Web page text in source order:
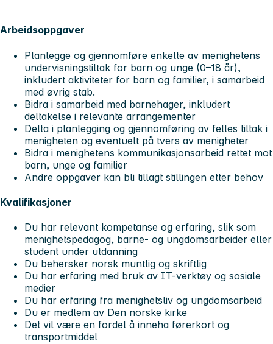
Arbeidsoppgaver
Planlegge og gjennomføre enkelte av menighetens
undervisningstiltak for barn og unge (0–18 år),
inkludert aktiviteter for barn og familier, i samarbeid
med øvrig stab.
Bidra i samarbeid med barnehager, inkludert
deltakelse i relevante arrangementer
Delta i planlegging og gjennomføring av felles tiltak i
menigheten og eventuelt på tvers av menigheter
Bidra i menighetens kommunikasjonsarbeid rettet mot
barn, unge og familier
Andre oppgaver kan bli tillagt stillingen etter behov
Kvalifikasjoner
Du har relevant kompetanse og erfaring, slik som
menighetspedagog, barne- og ungdomsarbeider eller
student under utdanning
Du behersker norsk muntlig og skriftlig
Du har erfaring med bruk av IT-verktøy og sosiale
medier
Du har erfaring fra menighetsliv og ungdomsarbeid
Du er medlem av Den norske kirke
Det vil være en fordel å inneha førerkort og
transportmiddel